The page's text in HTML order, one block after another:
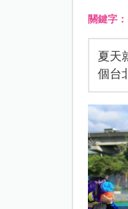
關鍵字：
夏天
個台